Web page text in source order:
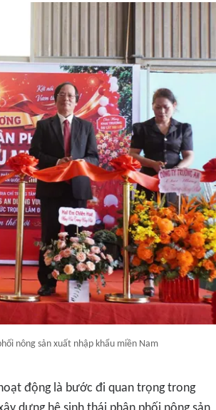
nông sản xuất nhập khẩu miền Nam
động là bước đi quan trọng trong